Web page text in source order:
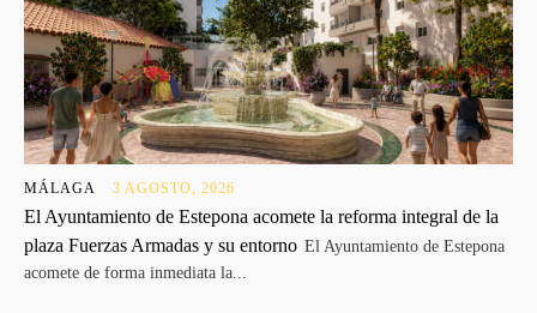
MÁLAGA 3 AGOSTO, 2026
El Ayuntamiento de Estepona acomete la reforma integral de la
plaza Fuerzas Armadas y su entorno El Ayuntamiento de Estepona
acomete de forma inmediata la...